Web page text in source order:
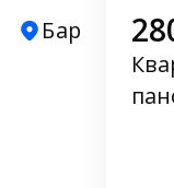
Бар